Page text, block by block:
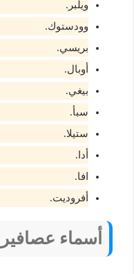
ويلبر.
وودستوك.
بريسي.
أوبال.
بيغي.
سبأ.
ستيلا.
أدا.
افا.
أفروديت.
أسماء